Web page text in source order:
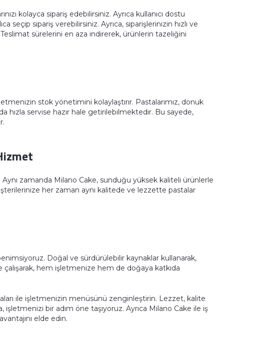
kolayca sipariş edebilirsiniz. Ayrıca kullanıcı dostu
seçip sipariş verebilirsiniz. Ayrıca, siparişlerinizin hızlı ve
sürelerini en aza indirerek, ürünlerin tazeliğini
stok yönetimini kolaylaştırır. Pastalarımız, donuk
hızla servise hazır hale getirilebilmektedir. Bu sayede,
zamanda Milano Cake, sunduğu yüksek kaliteli ürünlerle
her zaman aynı kalitede ve lezzette pastalar
Doğal ve sürdürülebilir kaynaklar kullanarak,
hem işletmenize hem de doğaya katkıda
ile işletmenizin menüsünü zenginleştirin. Lezzet, kalite
işletmenizi bir adım öne taşıyoruz. Ayrıca Milano Cake ile iş
elde edin.